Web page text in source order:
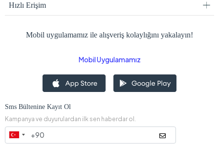
Hızlı Erişim
Mobil uygulamamız ile alışveriş kolaylığını yakalayın!
Mobil Uygulamamız
Sms Bültenine Kayıt Ol
Kampanya ve duyurulardan ilk sen haberdar ol.